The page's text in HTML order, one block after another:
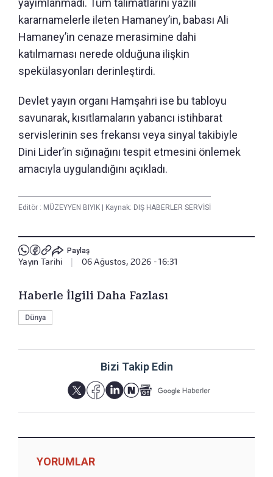
yayımlanmadı. Tüm talimatlarını yazılı
kararnamelerle ileten Hamaney’in, babası Ali
Hamaney’in cenaze merasimine dahi
katılmaması nerede olduğuna ilişkin
spekülasyonları derinleştirdi.
Devlet yayın organı Hamşahri ise bu tabloyu
savunarak, kısıtlamaların yabancı istihbarat
servislerinin ses frekansı veya sinyal takibiyle
Dini Lider’in sığınağını tespit etmesini önlemek
amacıyla uygulandığını açıkladı.
Editör : MÜZEYYEN BIYIK | Kaynak: DIŞ HABERLER SERVİSİ
Paylaş
Yayın Tarihi 06 Ağustos, 2026 - 16:31
Haberle İlgili Daha Fazlası
Dünya
Bizi Takip Edin
YORUMLAR